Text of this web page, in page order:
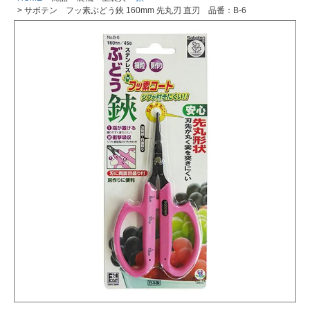
サボテン フッ素ぶどう鋏 160mm 先丸刃 直刃 品番：B-6